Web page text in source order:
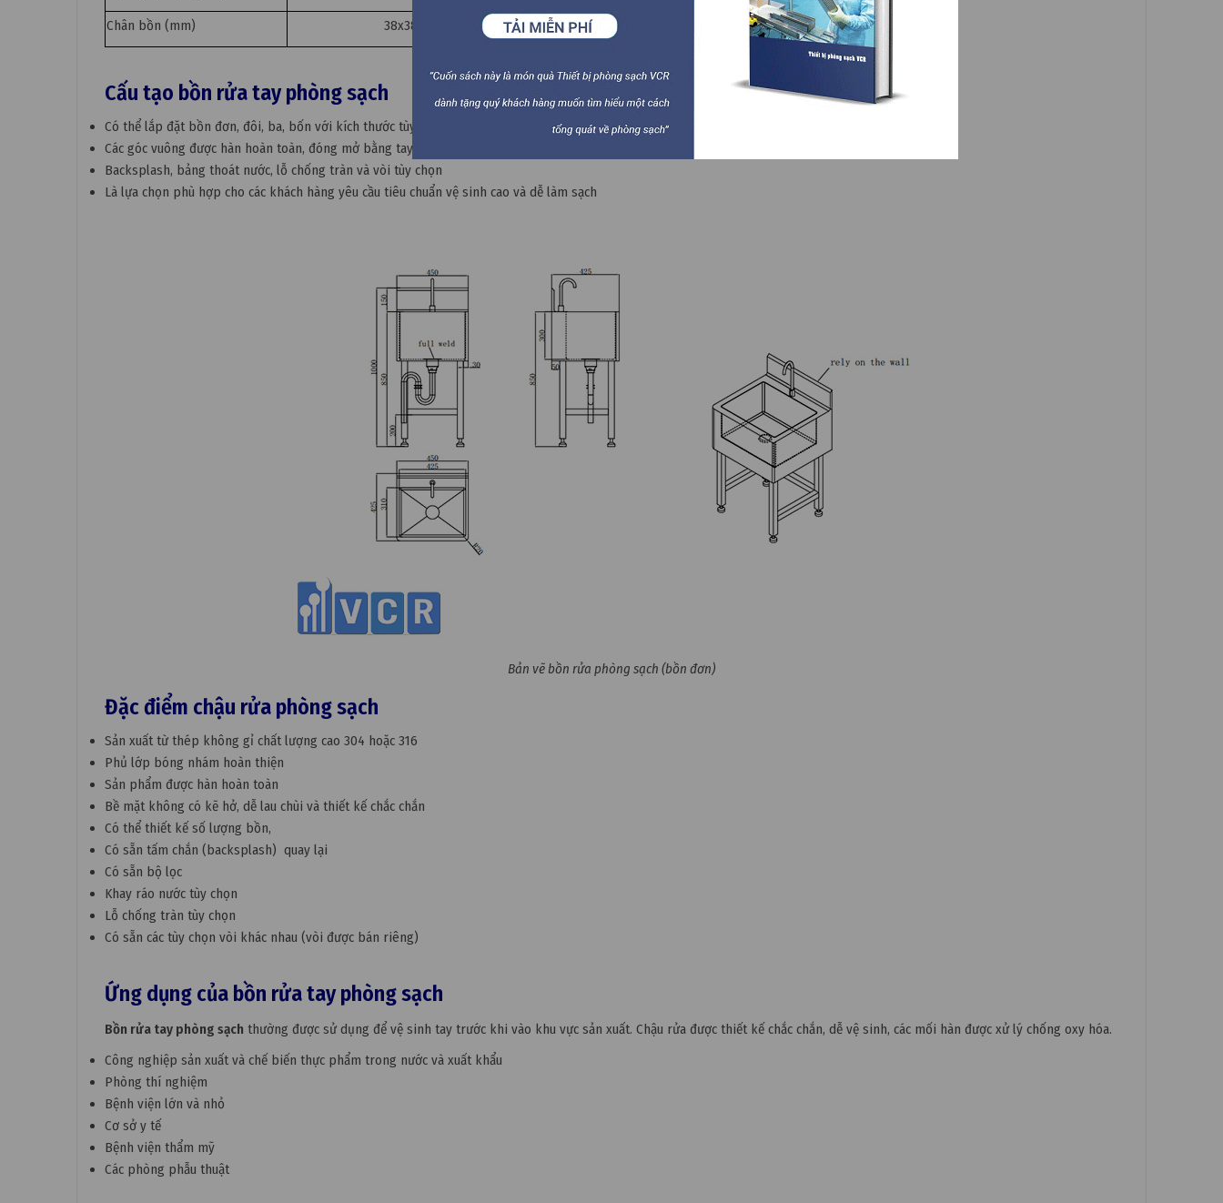
Chân bồn (mm) 38x38x1.5
Cấu tạo bồn rửa tay phòng sạch
Có thể lắp đặt bồn đơn, đôi, ba, bốn với kích thước tùy chọn
Các góc vuông được hàn hoàn toàn, đóng mở bằng tay nắm cửa ở phía trước. Không lắp đặt thêm các phụ kiện khác
Backsplash, bảng thoát nước, lỗ chống tràn và vòi tùy chọn
Là lựa chọn phù hợp cho các khách hàng yêu cầu tiêu chuẩn vệ sinh cao và dễ làm sạch
Bản vẽ bồn rửa phòng sạch (bồn đơn)
Đặc điểm chậu rửa phòng sạch
Sản xuất từ ​​thép không gỉ chất lượng cao 304 hoặc 316
Phủ lớp bóng nhám hoàn thiện
Sản phẩm được hàn hoàn toàn
Bề mặt không có kẽ hở, dễ lau chùi và thiết kế chắc chắn
Có thể thiết kế số lượng bồn,
Có sẵn tấm chắn (backsplash) quay lại
Có sẵn bộ lọc
Khay ráo nước tùy chọn
Lỗ chống tràn tùy chọn
Có sẵn các tùy chọn vòi khác nhau (vòi được bán riêng)
Ứng dụng của bồn rửa tay phòng sạch
Bồn rửa tay phòng sạch thường được sử dụng để vệ sinh tay trước khi vào khu vực sản xuất. Chậu rửa được thiết kế chắc chắn, dễ vệ sinh, các mối hàn được xử lý chống oxy hóa.
Công nghiệp sản xuất và chế biến thực phẩm trong nước và xuất khẩu
Phòng thí nghiệm
Bệnh viện lớn và nhỏ
Cơ sở y tế
Bệnh viện thẩm mỹ
Các phòng phẫu thuật